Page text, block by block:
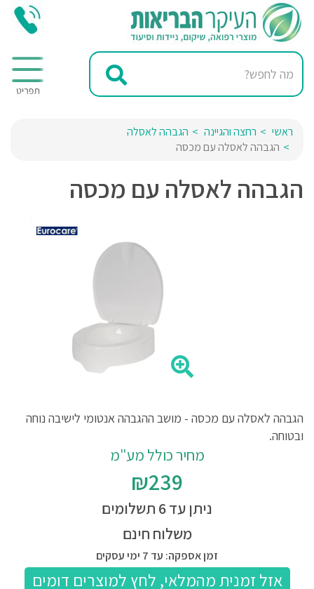
ראשי רחצה והגיינה
הגבהה לאסלה
הגבהה לאסלה עם מכסה
הגבהה לאסלה עם מכסה
הגבהה לאסלה עם מכסה - מושב ההגבהה אנטומי לישיבה נוחה
ובטוחה.
מחיר כולל מע"מ
₪239
ניתן עד 6 תשלומים
משלוח חינם
זמן אספקה: עד 7 ימי עסקים